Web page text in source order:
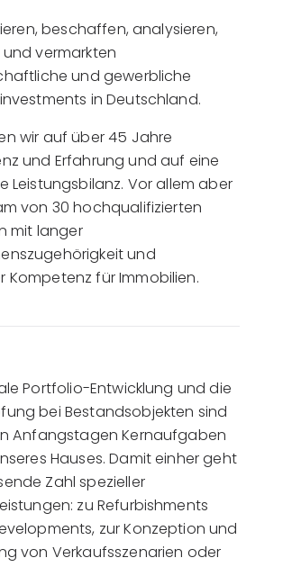
beschaffen, analysieren,
vermarkten
und gewerbliche
in Deutschland.
wir auf über 45 Jahre
und Erfahrung und auf eine
Leistungsbilanz. Vor allem aber
von 30 hochqualifizierten
mit langer
und
Kompetenz für Immobilien.
Portfolio-Entwicklung und die
bei Bestandsobjekten sind
Anfangstagen Kernaufgaben
Hauses. Damit einher geht
Zahl spezieller
zu Refurbishments
zur Konzeption und
von Verkaufsszenarien oder